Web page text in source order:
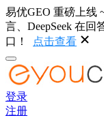
易优GEO 重磅上线
言、DeepSeek 在
口！
点击查看
登录
注册